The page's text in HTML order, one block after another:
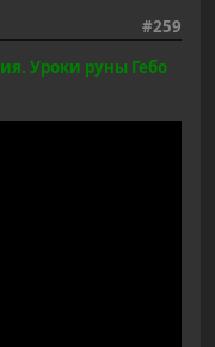
#259
Уроки руны Гебо